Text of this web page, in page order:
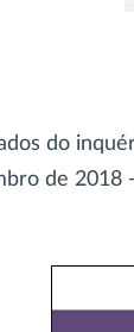
do
de 2018